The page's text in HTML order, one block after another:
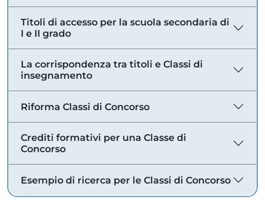
Titoli di accesso per la scuola secondaria di
I e II grado
La corrispondenza tra titoli e Classi di
insegnamento
Riforma Classi di Concorso
Crediti formativi per una Classe di
Concorso
Esempio di ricerca per le Classi di Concorso